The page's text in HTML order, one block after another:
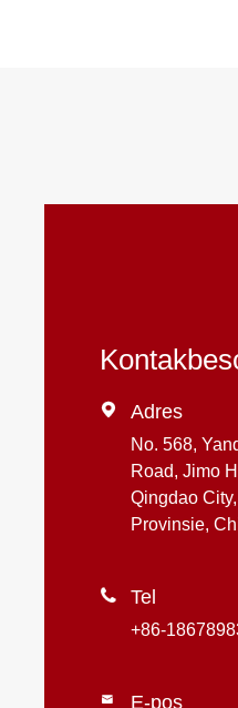
 Adres
No. 568,
Road, Jimo
Qingdao
Provinsie,
 Tel
+86-
 E-pos